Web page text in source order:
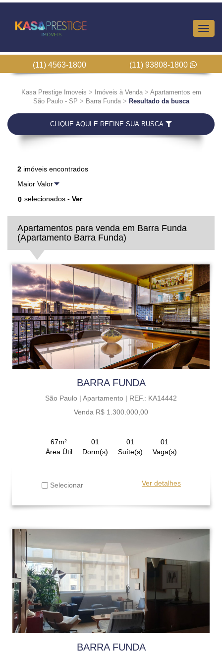
(11) 4563-1800 (11) 93808-1800
Kasa Prestige Imoveis > Imóveis à Venda> Apartamentos em
São Paulo - SP > Barra Funda> Resultado da busca
CLIQUE AQUI E REFINE SUA BUSCA
2 imóveis encontrados
0 selecionados - Ver
Apartamentos para venda em Barra Funda
(Apartamento Barra Funda)
BARRA FUNDA
São Paulo | Apartamento | REF.: KA14442
Venda R$ 1.300.000,00
67m²
Área Útil
01
Dorm(s)
01
Suíte(s)
01
Vaga(s)
Selecionar Ver detalhes
BARRA FUNDA